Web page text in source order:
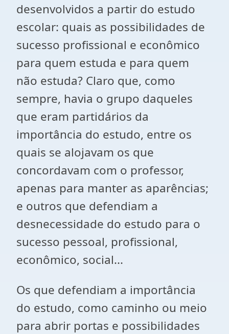
desenvolvidos a partir do estudo
escolar: quais as possibilidades de
sucesso profissional e econômico
para quem estuda e para quem
não estuda? Claro que, como
sempre, havia o grupo daqueles
que eram partidários da
importância do estudo, entre os
quais se alojavam os que
concordavam com o professor,
apenas para manter as aparências;
e outros que defendiam a
desnecessidade do estudo para o
sucesso pessoal, profissional,
econômico, social...
Os que defendiam a importância
do estudo, como caminho ou meio
para abrir portas e possibilidades